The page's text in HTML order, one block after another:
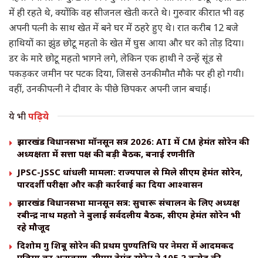
में ही रहते थे, क्योंकि वह सीजनल खेती करते थे। गुरुवार की रात भी वह
अपनी पत्नी के साथ खेत में बने घर में ठहरे हुए थे। रात करीब 12 बजे
हाथियों का झुंड छोटू महतो के खेत में घुस आया और घर को तोड़ दिया।
डर के मारे छोटू महतो भागने लगे, लेकिन एक हाथी ने उन्हें सूंड से
पकड़कर जमीन पर पटक दिया, जिससे उनकी मौत मौके पर ही हो गयी।
वहीं, उनकी पत्नी ने दीवार के पीछे छिपकर अपनी जान बचाई।
ये भीपढ़िये
झारखंड विधानसभा मॉनसून सत्र 2026: ATI में CM हेमंत सोरेन की
अध्यक्षता में सत्ता पक्ष की बड़ी बैठक, बनाई रणनीति
JPSC-JSSC धांधली मामला: राज्यपाल से मिले सीएम हेमंत सोरेन,
पारदर्शी परीक्षा और कड़ी कार्रवाई का दिया आश्वासन
झारखंड विधानसभा मानसून सत्र: सुचारू संचालन के लिए अध्यक्ष
रबीन्द्र नाथ महतो ने बुलाई सर्वदलीय बैठक, सीएम हेमंत सोरेन भी
रहे मौजूद
दिशोम गुरु शिबू सोरेन की प्रथम पुण्यतिथि पर नेमरा में आदमकद